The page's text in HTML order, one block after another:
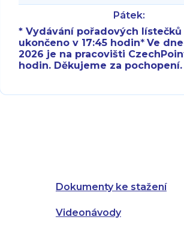
Dokumenty ke stažení
Videonávody
Pátek:
* Vydávání pořadových
ukončeno v 17:45 hodin*Ve
2026 je na pracovišti
hodin. Děkujeme za pochopení.
Pátek: